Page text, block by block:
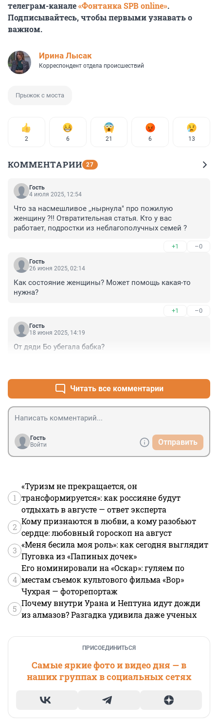
телеграм-канале«Фонтанка SPB online».
Подписывайтесь, чтобы первыми узнавать о
важном.
Ирина Лысак
Корреспондент отдела происшествий
Прыжок с моста
2 6 21 6 13
КОММЕНТАРИИ 27
Гость
4 июля 2025, 12:54
Что за насмешливое ,,нырнула" про пожилую
женщину ?!! Отвратительная статья. Кто у вас
работает, подростки из неблагополучных семей ?
+1 –0
Гость
26 июня 2025, 02:14
Как состояние женщины? Может помощь какая-то
нужна?
+1 –0
Гость
18 июня 2025, 14:19
От дяди Бо убегала бабка?
Читать все комментарии
Гость
Войти
Отправить
1
«Туризм не прекращается, он
трансформируется»: как россияне будут
отдыхать в августе — ответ эксперта
2
Кому признаются в любви, а кому разобьют
сердце: любовный гороскоп на август
3
«Меня бесила моя роль»: как сегодня выглядит
Пуговка из «Папиных дочек»
4
Его номинировали на «Оскар»: гуляем по
местам съемок культового фильма «Вор»
Чухрая — фоторепортаж
5
Почему внутри Урана и Нептуна идут дожди
из алмазов? Разгадка удивила даже ученых
ПРИСОЕДИНИТЬСЯ
Самые яркие фото и видео дня — в
наших группах в социальных сетях